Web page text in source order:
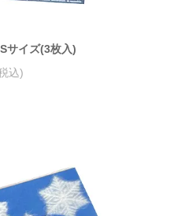
イズ(3枚入)
込)